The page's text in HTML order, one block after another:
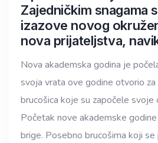
Zajedničkim snagama
izazove novog
nova prijateljstva,
Nova akademska godina je
svoja vrata ove godine otvorio
brucošica koje su započele svoje
Početak nove akademske
brige. Posebno brucošima koji